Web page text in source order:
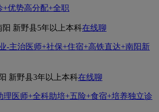
+优势高分配+全职
阳 新野县5年以上本科在线聊
-主治医师+社保+住宿+高铁直达+南阳新
新野县3年以上本科在线聊
理医师+全科助培+五险+食宿+培养独立诊